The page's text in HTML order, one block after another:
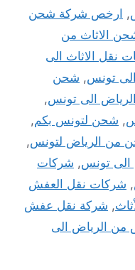
, ارخص شركة شحن
الاثاث من
نقل الاثاث الى
تونس, شحن
الى تونس,
, شحن لتونس بكم,
من الرياض لتونس,
الى تونس, شركات
, شركات نقل العفش
, شركة نقل عفش
الرياض الى